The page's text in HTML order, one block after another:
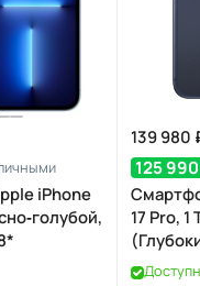
iPhone
139 980
125
17 Pro, 1
eSIM